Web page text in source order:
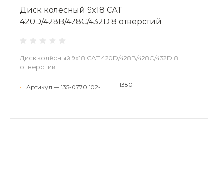
Диск колёсный 9x18 САТ
420D/428B/428C/432D 8 отверстий
Диск колёсный 9x18 САТ 420D/428B/428C/432D 8
отверстий
• Артикул — 135-0770 102- 1380